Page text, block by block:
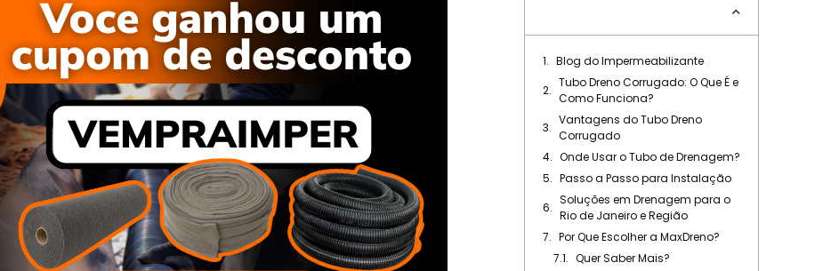
Blog do Impermeabilizante
Tubo Dreno Corrugado: O Que É e
Como Funciona?
Vantagens do Tubo Dreno
Corrugado
Onde Usar o Tubo de Drenagem?
Passo a Passo para Instalação
Soluções em Drenagem para o
Rio de Janeiro e Região
Por Que Escolher a MaxDreno?
Quer Saber Mais?